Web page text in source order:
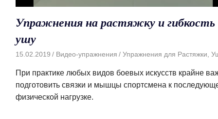
Упражнения на растяжку и гибкость
ушу
15.02.2019 Видео-упражнения Упражнения для Растяжки
При практике любых видов боевых искусств крайне
подготовить связки и мышцы спортсмена к
физической нагрузке.